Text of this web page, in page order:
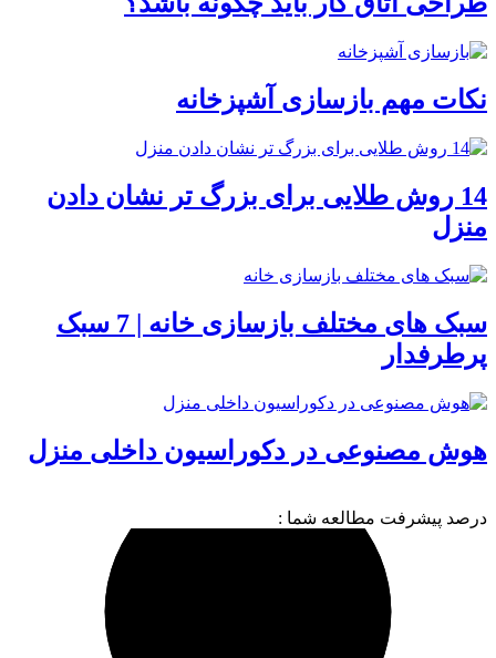
نکات مهم بازسازی آشپزخانه
14 روش طلایی برای بزرگ تر نشان دادن
منزل
سبک های مختلف بازسازی خانه | 7 سبک
پرطرفدار
هوش مصنوعی در دکوراسیون داخلی منزل
درصد پیشرفت مطالعه شما :